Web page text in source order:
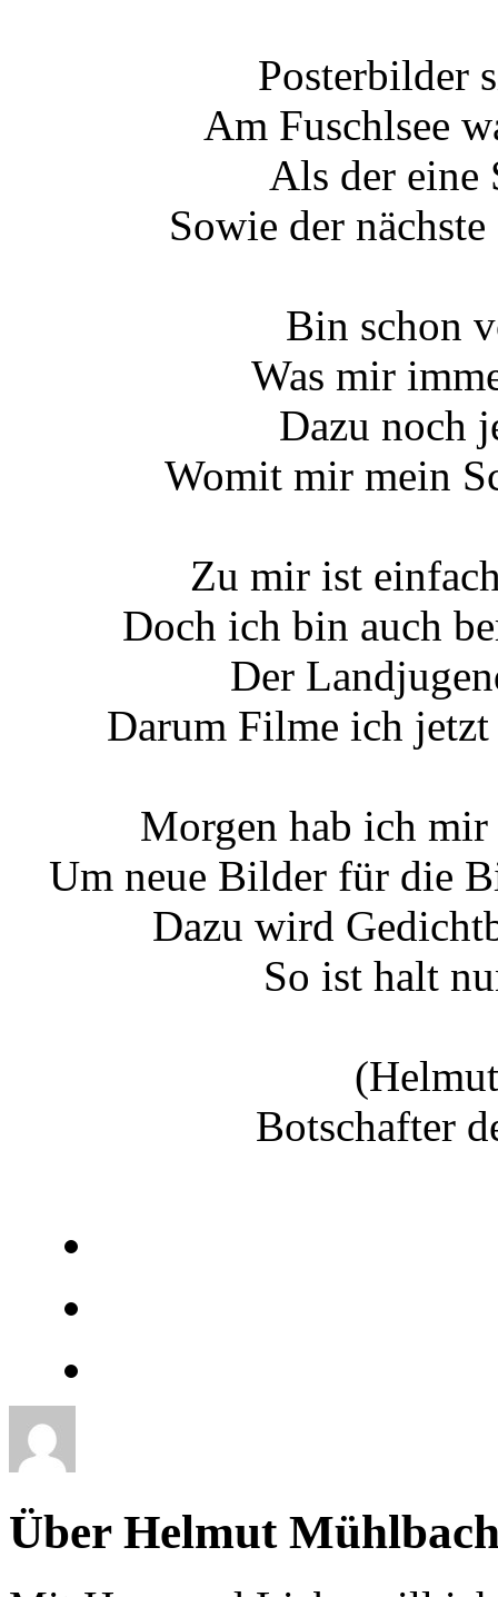
Posterbilder
Am Fuschlsee
Als der eine
Sowie der
Bin schon
Was mir
Dazu noch
Womit mir mein
Zu mir ist
Doch ich bin auch
Der
Darum Filme ich jetzt
Morgen hab ich
Um neue Bilder für die
Dazu wird
So ist halt
Botschafter
Über Helmut